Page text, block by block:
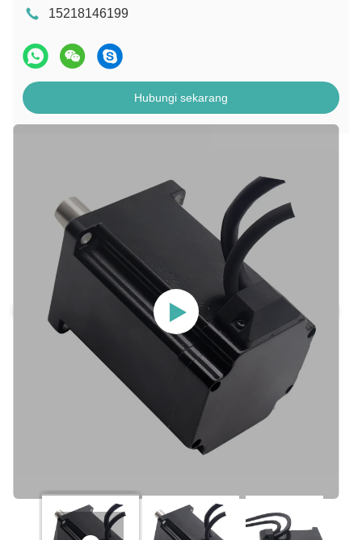
15218146199
Hubungi sekarang